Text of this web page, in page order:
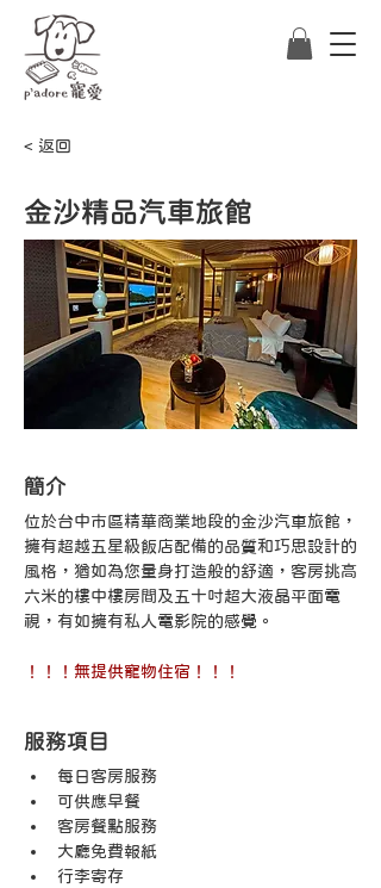
< 返回
金沙精品汽車旅館
​簡介
位於台中市區精華商業地段的金沙汽車旅館，
擁有超越五星級飯店配備的品質和巧思設計的
風格，猶如為您量身打造般的舒適，客房挑高
六米的樓中樓房間及五十吋超大液晶平面電
視，有如擁有私人電影院的感覺。
！！！無提供寵物住宿！！！
服務項目
每日客房服務
可供應早餐
客房餐點服務
大廳免費報紙
行李寄存